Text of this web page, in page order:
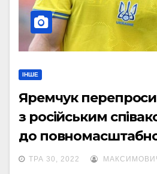
ІНШЕ
Яремчук
з російським
до
ТРА 30, 2022